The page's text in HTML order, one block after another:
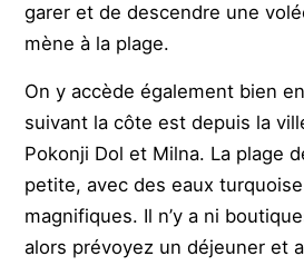
garer et de descendre une
mène à la plage.
On y accède également bien en
suivant la côte est depuis la
Pokonji Dol et Milna. La plage
petite, avec des eaux
magnifiques. Il n’y a ni
alors prévoyez un déjeuner et